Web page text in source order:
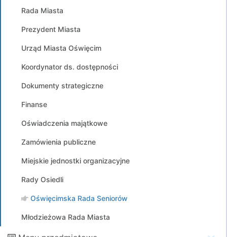
Rada Miasta
Prezydent Miasta
Urząd Miasta Oświęcim
Koordynator ds. dostępności
Dokumenty strategiczne
Finanse
Oświadczenia majątkowe
Zamówienia publiczne
Miejskie jednostki organizacyjne
Rady Osiedli
Oświęcimska Rada Seniorów
Młodzieżowa Rada Miasta